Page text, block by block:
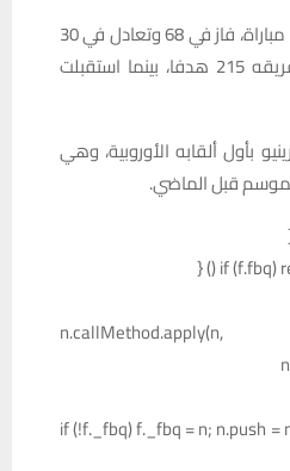
وقاد مورينيو روما في 138 مباراة، فاز في 68 وتعادل في 30
وخسر 40 مباراة، وسجل فريقه 215 هدفا، بينما استقبلت
بأول ألقابه الأوروبية، وهي
قبل الماضي.
if (f.fbq)
if (!f._fbq) f._fbq = n; n.push =